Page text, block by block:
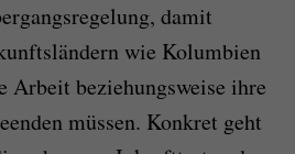
damit
wie Kolumbien
Arbeit beziehungsweise ihre
müssen. Konkret geht